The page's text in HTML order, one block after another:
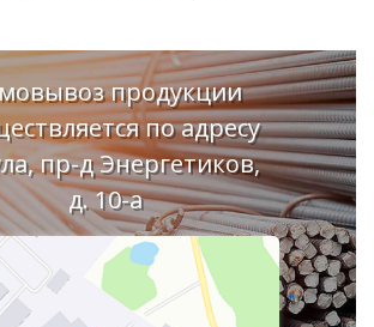
продукции
по адресу
пр-д Энергетиков,
д. 10-а